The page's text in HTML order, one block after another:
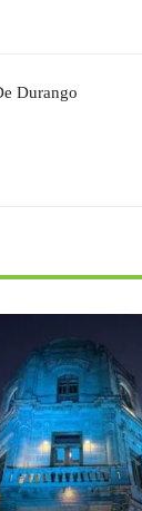
Durango